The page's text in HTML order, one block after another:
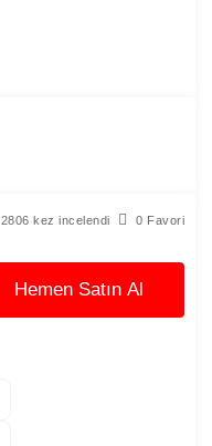
2806 kez incelendi 0 Favori
Hemen Satın Al